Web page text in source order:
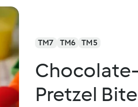
TM7 TM6 TM5
Pretzel